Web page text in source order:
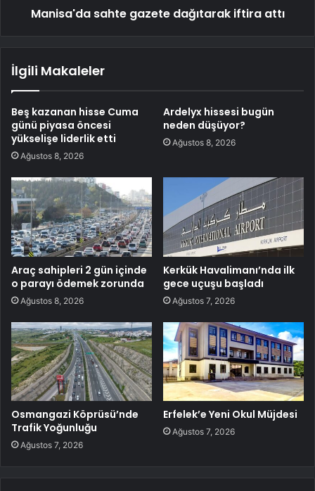
Manisa'da sahte gazete dağıtarak iftira attı
İlgili Makaleler
Beş kazanan hisse Cuma
günü piyasa öncesi
yükselişe liderlik etti
Ağustos 8, 2026
Ardelyx hissesi bugün
neden düşüyor?
Ağustos 8, 2026
Araç sahipleri 2 gün içinde
o parayı ödemek zorunda
Ağustos 8, 2026
Kerkük Havalimanı’nda ilk
gece uçuşu başladı
Ağustos 7, 2026
Osmangazi Köprüsü’nde
Trafik Yoğunluğu
Ağustos 7, 2026
Erfelek’e Yeni Okul Müjdesi
Ağustos 7, 2026